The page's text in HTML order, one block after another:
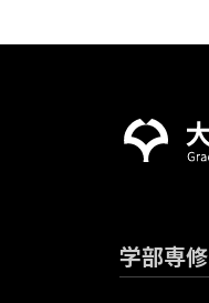
学部専修